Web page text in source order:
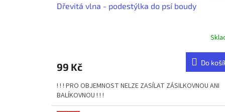
Dřevitá vlna - podestýlka do psí boudy
99 Kč Do
! ! ! PRO OBJEMNOST NELZE ZASÍLAT ZÁSILKOVNOU ANI
BALÍKOVNOU ! ! !